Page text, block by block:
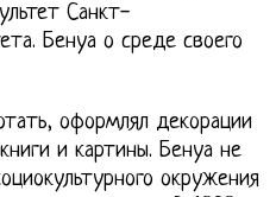
Санкт-
Бенуа о среде своего
оформлял декорации
и картины. Бенуа не
окружения